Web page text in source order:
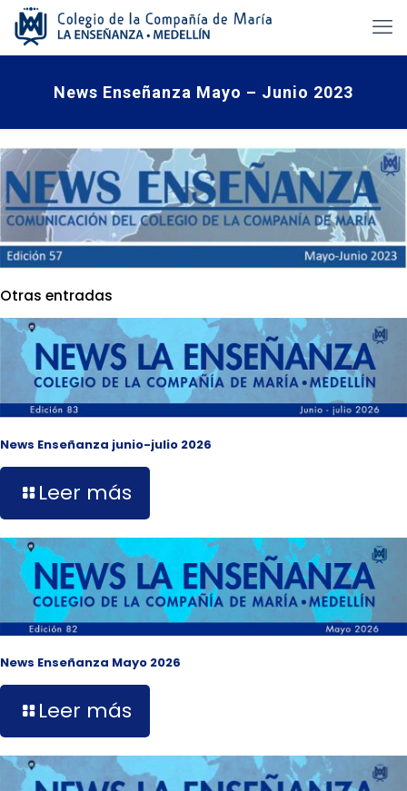
News Enseñanza Mayo – Junio 2023
Otras entradas
News Enseñanza junio-julio 2026
Leer más
News Enseñanza Mayo 2026
Leer más